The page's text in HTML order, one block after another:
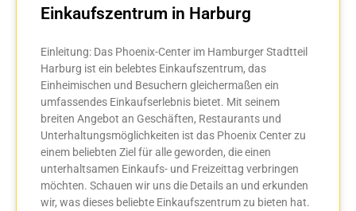
Einkaufszentrum in Harburg
Einleitung: Das Phoenix-Center im Hamburger Stadtteil
Harburg ist ein belebtes Einkaufszentrum, das
Einheimischen und Besuchern gleichermaßen ein
umfassendes Einkaufserlebnis bietet. Mit seinem
breiten Angebot an Geschäften, Restaurants und
Unterhaltungsmöglichkeiten ist das Phoenix Center zu
einem beliebten Ziel für alle geworden, die einen
unterhaltsamen Einkaufs- und Freizeittag verbringen
möchten. Schauen wir uns die Details an und erkunden
wir, was dieses beliebte Einkaufszentrum zu bieten hat.